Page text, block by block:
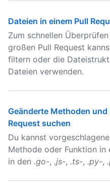
Dateien in einem Pull
Zum schnellen
großen Pull Request
filtern oder die
Dateien verwenden.
Geänderte Methoden
Request suchen
Du kannst
Methode oder Funktion in
in den .go-, .js-, .ts-, .py-,